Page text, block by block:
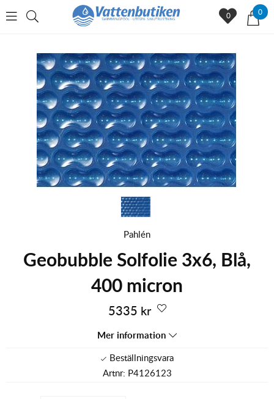
0
0
Pahlén
Geobubble Solfolie 3x6, Blå,
400 micron
5335 kr
Mer information
Artnr: P4126123